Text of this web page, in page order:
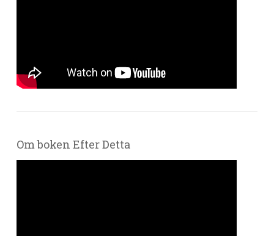
Om boken Efter Detta